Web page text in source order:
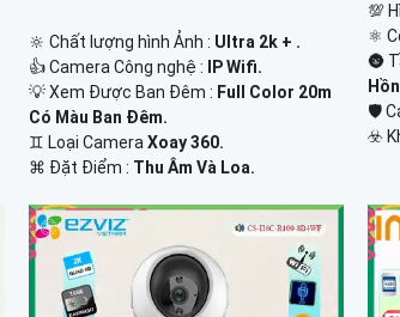
🔆 Chất lượng hình Ảnh : Ultra 2k + .
👍 Camera Công nghệ :
IP Wifi.
💡 Xem Được Ban Đêm : Full Color 20m
Có Màu Ban Ðêm.
♊ Loại CameraXoay 360.
️⌘ Đặt Điểm : Thu Âm Và Loa.
💯
⚛️
🌚
🛡
️☣️